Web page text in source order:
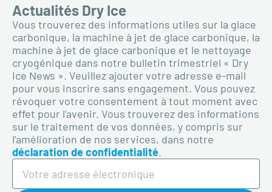
Actualités Dry Ice
Vous trouverez des informations utiles sur la glace
carbonique, la machine à jet de glace carbonique, la
machine à jet de glace carbonique et le nettoyage
cryogénique dans notre bulletin trimestriel « Dry
Ice News ». Veuillez ajouter votre adresse e-mail
pour vous inscrire sans engagement. Vous pouvez
révoquer votre consentement à tout moment avec
effet pour l’avenir. Vous trouverez des informations
sur le traitement de vos données, y compris sur
l’amélioration de nos services, dans notre
déclaration de confidentialité.